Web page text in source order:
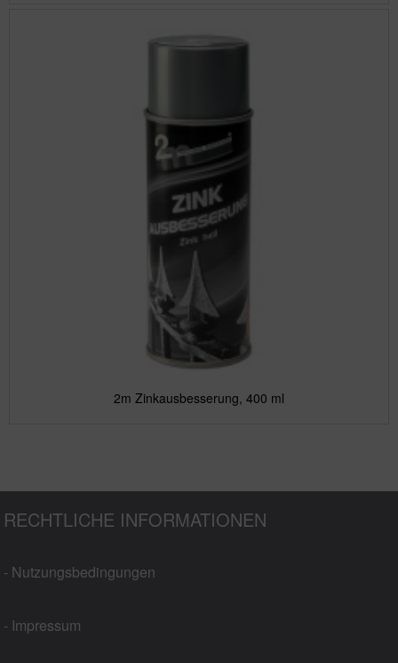
2m Zinkausbesserung, 400 ml
RECHTLICHE INFORMATIONEN
- Nutzungsbedingungen
- Impressum